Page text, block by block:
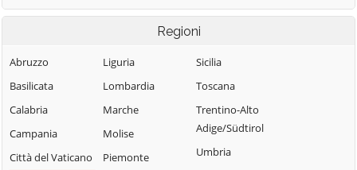
Castel del Rio
Castel Guelfo di
Terme
Castello d'Argile
Minerbio
Pietro
Casale
Sant'Agata
Bolognese
Sasso Marconi
Valsamoggia
Vergato
Zola Predosa
Regioni
Abruzzo
Basilicata
Calabria
Campania
Città del Vaticano
Liguria
Lombardia
Marche
Molise
Piemonte
Sicilia
Toscana
Trentino-Alto
Adige/Südtirol
Umbria